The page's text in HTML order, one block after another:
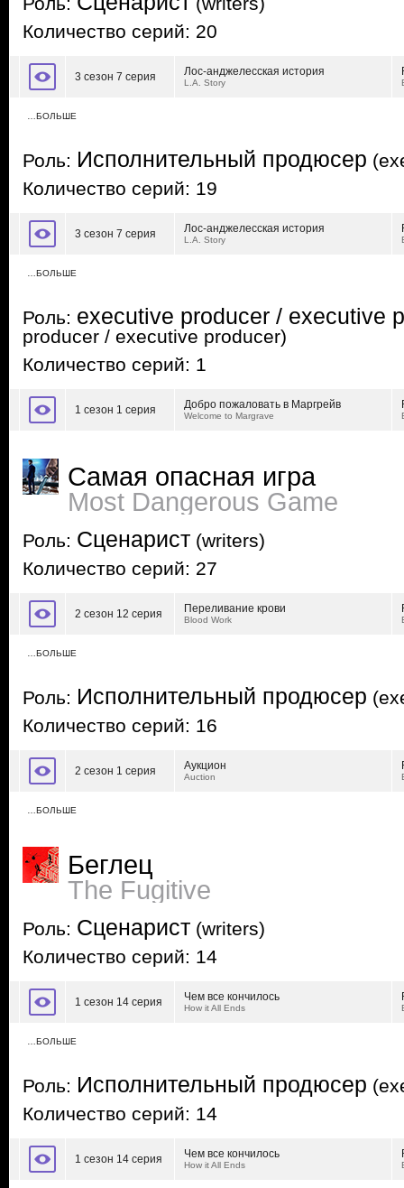
Количество серий: 20
3 сезон 7 серия Лос-анджелесская история
L.A. Story
…БОЛЬШЕ
Роль: Исполнительный продюсер
Количество серий: 19
3 сезон 7 серия Лос-анджелесская история
L.A. Story
…БОЛЬШЕ
Роль: executive producer / executive
producer / executive producer)
Количество серий: 1
1 сезон 1 серия Добро пожаловать в Маргрейв
Welcome to Margrave
Самая опасная игра
Most Dangerous Game
Роль: Сценарист (writers)
Количество серий: 27
2 сезон 12 серия Переливание крови
Blood Work
…БОЛЬШЕ
Роль: Исполнительный продюсер
Количество серий: 16
2 сезон 1 серия Аукцион
Auction
…БОЛЬШЕ
Беглец
The Fugitive
Роль: Сценарист (writers)
Количество серий: 14
1 сезон 14 серия Чем все кончилось
How it All Ends
…БОЛЬШЕ
Роль: Исполнительный продюсер
Количество серий: 14
1 сезон 14 серия Чем все кончилось
How it All Ends